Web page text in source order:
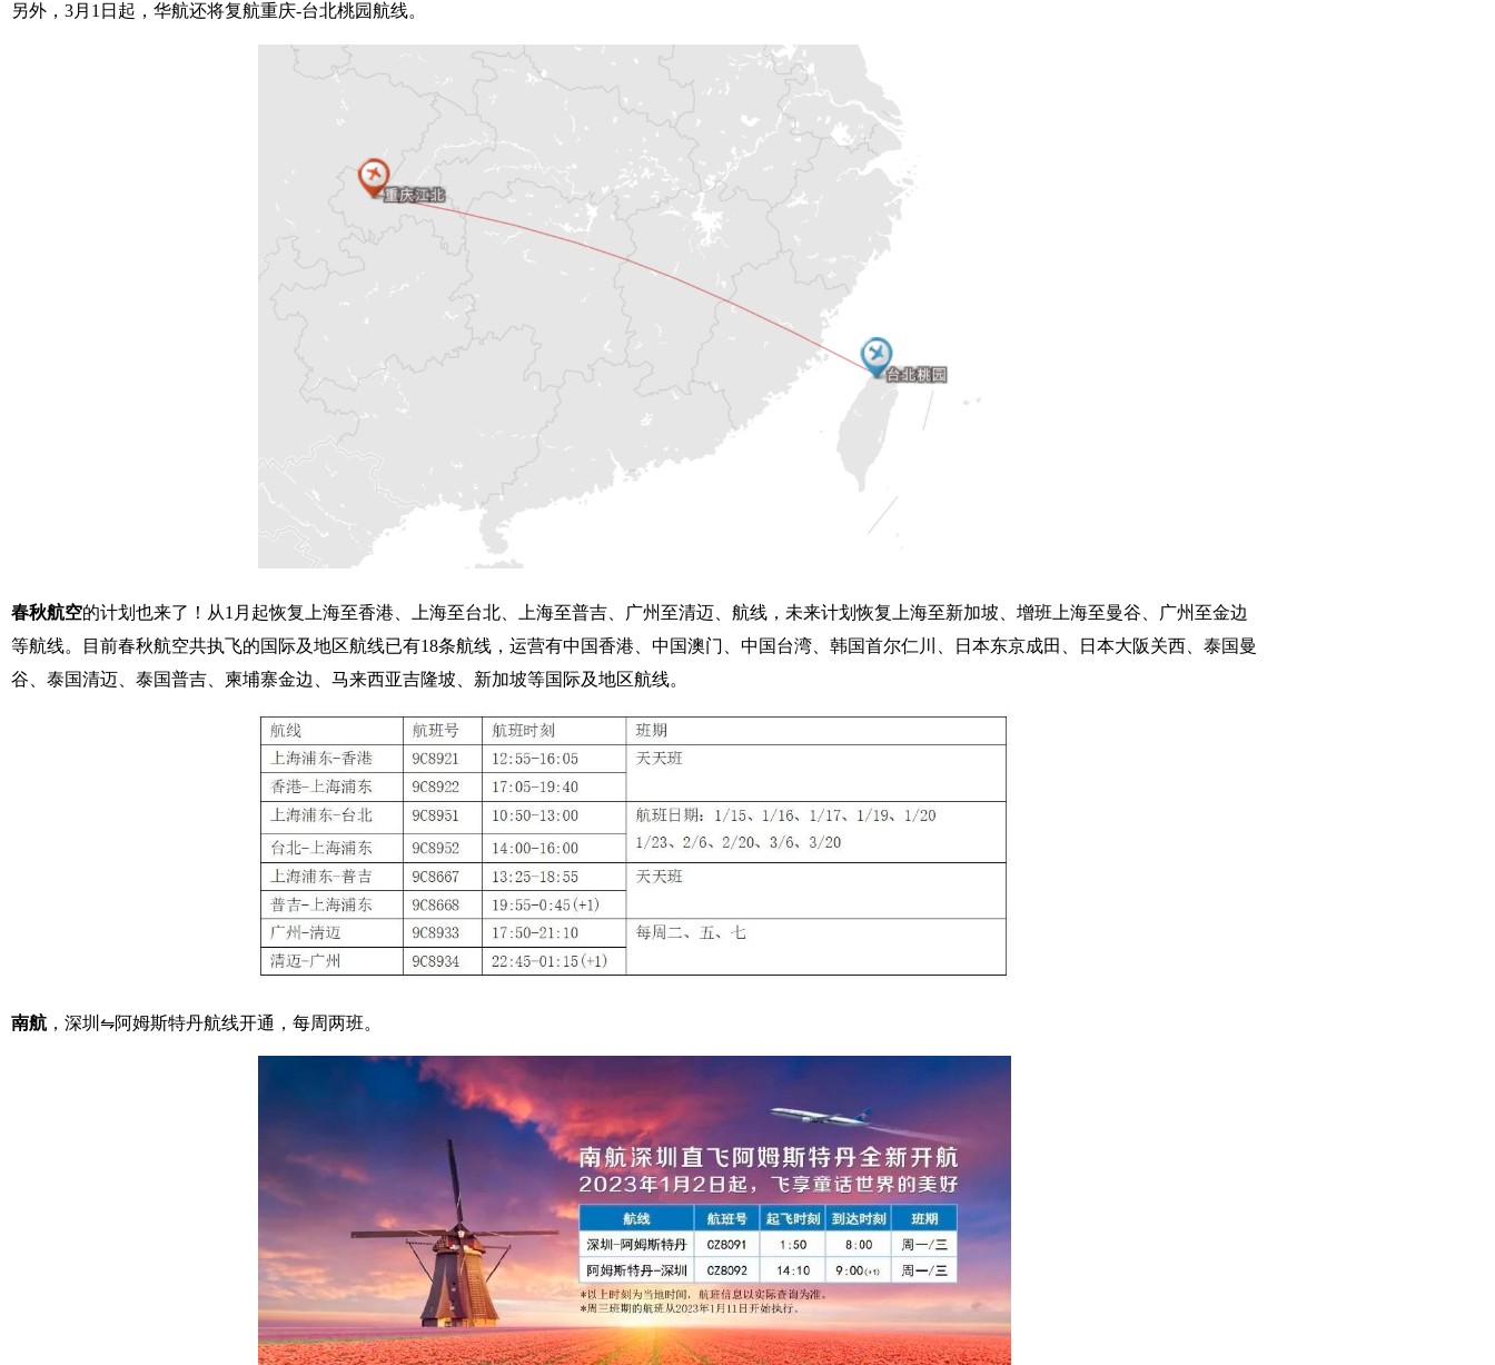
另外，3月1日起，华航还将复航重庆-台北桃园航线。
春秋航空的计划也来了！从1月起恢复上海至香港、上海至台北、上海至普吉、广州至清迈、航线，未来计划恢复上海至新加坡、增班上海至曼谷、广州至金边
等航线。目前春秋航空共执飞的国际及地区航线已有18条航线，运营有中国香港、中国澳门、中国台湾、韩国首尔仁川、日本东京成田、日本大阪关西、泰国曼
谷、泰国清迈、泰国普吉、柬埔寨金边、马来西亚吉隆坡、新加坡等国际及地区航线。
南航 ，深圳⇋阿姆斯特丹航线开通，每周两班。